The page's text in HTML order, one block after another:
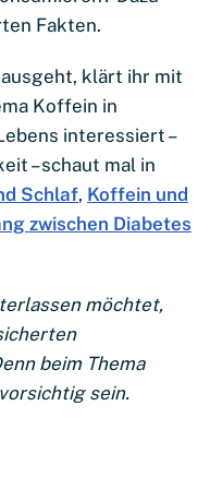
Fakten.
klärt ihr mit
Koffein in
interessiert –
– schaut mal in
Schlaf, Koffein und
zwischen Diabetes
möchtet,
beim Thema
sein.